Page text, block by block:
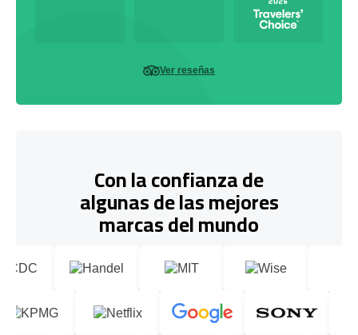
Ver reseñas
Con la confianza de
algunas de las mejores
marcas del mundo